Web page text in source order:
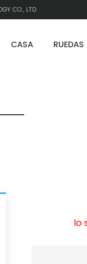
CO., LTD.
CASA RUEDAS
lo